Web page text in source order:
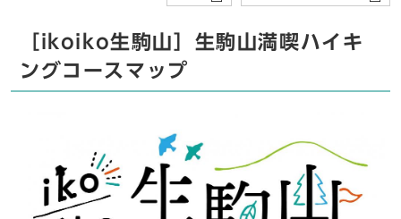
［ikoiko生駒山］生駒山満喫ハイキ
ングコースマップ